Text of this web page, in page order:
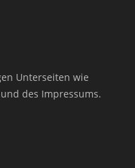
Unterseiten wie
des Impressums.